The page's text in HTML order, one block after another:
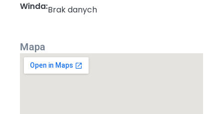
Winda:Brak danych
Mapa